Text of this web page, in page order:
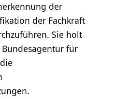
der
der Fachkraft
Sie holt
für